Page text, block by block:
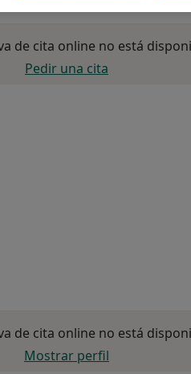
de cita online no está
Pedir una cita
de cita online no está
Mostrar perfil